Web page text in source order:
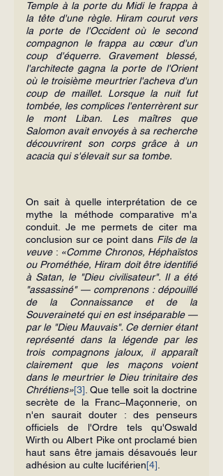
Temple à la porte du Midi le frappa à
la tête d'une règle. Hiram courut vers
la porte de l'Occident où le second
compagnon le frappa au cœur d'un
coup d'équerre. Gravement blessé,
l'architecte gagna la porte de l'Orient
où le troisième meurtrier l'acheva d'un
coup de maillet. Lorsque la nuit fut
tombée, les complices l'enterrèrent sur
le mont Liban. Les maîtres que
Salomon avait envoyés à sa recherche
découvrirent son corps grâce à un
acacia qui s'élevait sur sa tombe.
On sait à quelle interprétation de ce
mythe la méthode comparative m'a
conduit. Je me permets de citer ma
conclusion sur ce point dans Fils de la
veuve : «Comme Chronos, Héphaïstos
ou Prométhée, Hiram doit être identifié
à Satan, le "Dieu civilisateur". Il a été
"assassiné" — comprenons : dépouillé
de la Connaissance et de la
Souveraineté qui en est inséparable —
par le "Dieu Mauvais". Ce dernier étant
représenté dans la légende par les
trois compagnons jaloux, il apparaît
clairement que les maçons voient
dans le meurtrier le Dieu trinitaire des
Chrétiens»[3] . Que telle soit la doctrine
secrète de la Franc–Maçonnerie, on
n'en saurait douter : des penseurs
officiels de l'Ordre tels qu'Oswald
Wirth ou Albert Pike ont proclamé bien
haut sans être jamais désavoués leur
adhésion au culte luciférien[4]